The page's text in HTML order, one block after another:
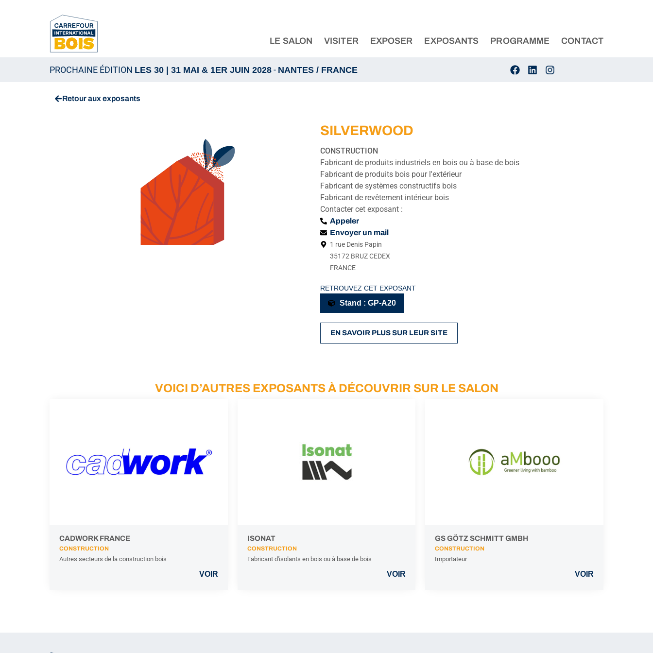
LE SALON VISITER EXPOSER EXPOSANTS PROGRAMME CONTACT
PROCHAINE ÉDITION LES 30 | 31 MAI & 1ER JUIN 2028 - NANTES / FRANCE
Retour aux exposants
SILVERWOOD
CONSTRUCTION
Fabricant de produits industriels en bois ou à base de bois
Fabricant de produits bois pour l'extérieur
Fabricant de systèmes constructifs bois
Fabricant de revêtement intérieur bois
Contacter cet exposant :
Appeler
Envoyer un mail
1 rue Denis Papin
35172 BRUZ CEDEX
FRANCE
RETROUVEZ CET EXPOSANT
Stand : GP-A20
EN SAVOIR PLUS SUR LEUR SITE
VOICI D’AUTRES EXPOSANTS À DÉCOUVRIR SUR LE SALON
CADWORK FRANCE
CONSTRUCTION
Autres secteurs de la construction bois
VOIR
ISONAT
CONSTRUCTION
Fabricant d'isolants en bois ou à base de bois
VOIR
GS GÖTZ SCHMITT GMBH
CONSTRUCTION
Importateur
VOIR